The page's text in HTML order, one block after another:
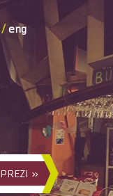
/ eng
PREZI »